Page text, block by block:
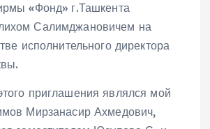
«Фонд» г.Ташкента
Салимджановичем на
исполнительного директора
приглашения являлся мой
Мирзанасир Ахмедович,